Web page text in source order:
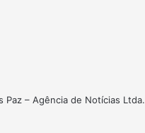
– Agência de Notícias Ltda.